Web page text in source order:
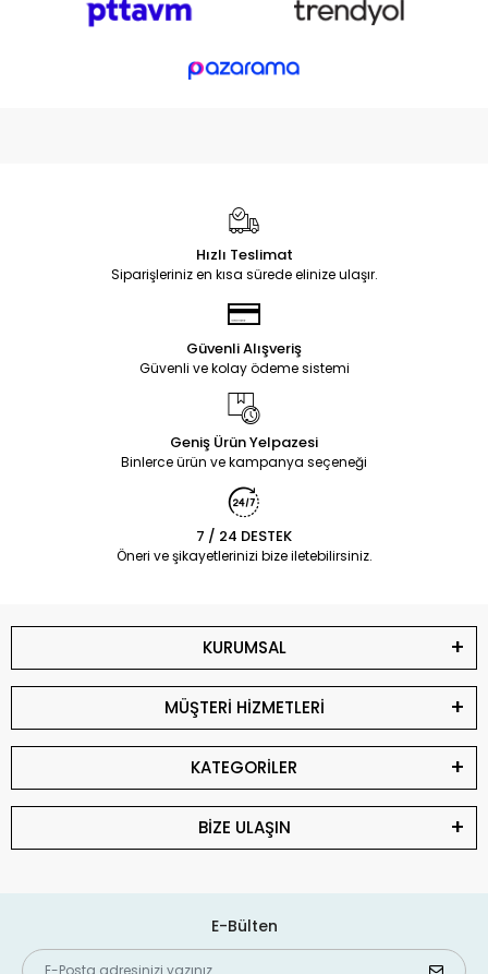
Hızlı Teslimat
Siparişleriniz en kısa sürede elinize ulaşır.
Güvenli Alışveriş
Güvenli ve kolay ödeme sistemi
Geniş Ürün Yelpazesi
Binlerce ürün ve kampanya seçeneği
7 / 24 DESTEK
Öneri ve şikayetlerinizi bize iletebilirsiniz.
KURUMSAL
MÜŞTERİ HİZMETLERİ
KATEGORİLER
BİZE ULAŞIN
E-Bülten